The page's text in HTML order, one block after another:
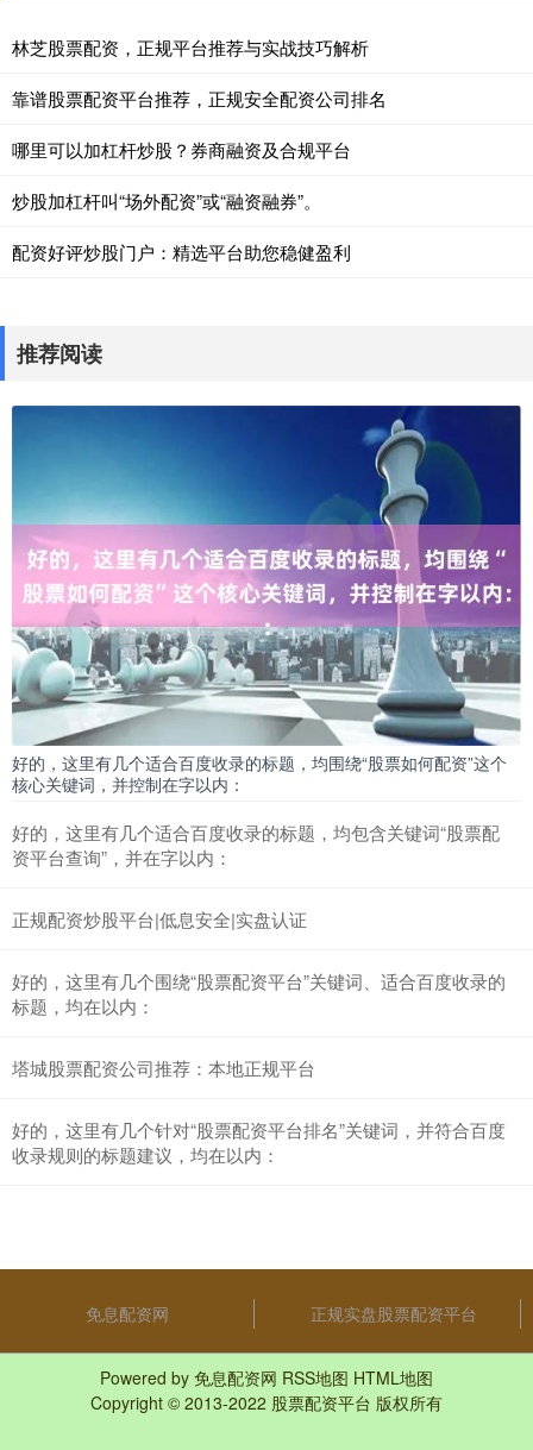
林芝股票配资，正规平台推荐与实战技巧解析
靠谱股票配资平台推荐，正规安全配资公司排名
哪里可以加杠杆炒股？券商融资及合规平台
炒股加杠杆叫“场外配资”或“融资融券”。
配资好评炒股门户：精选平台助您稳健盈利
推荐阅读
好的，这里有几个适合百度收录的标题，均围绕“股票如何配资”这个
核心关键词，并控制在字以内：
好的，这里有几个适合百度收录的标题，均包含关键词“股票配
资平台查询”，并在字以内：
正规配资炒股平台|低息安全|实盘认证
好的，这里有几个围绕“股票配资平台”关键词、适合百度收录的
标题，均在以内：
塔城股票配资公司推荐：本地正规平台
好的，这里有几个针对“股票配资平台排名”关键词，并符合百度
收录规则的标题建议，均在以内：
免息配资网 正规实盘股票配资平台
Powered by 免息配资网 RSS地图 HTML地图
Copyright © 2013-2022 股票配资平台 版权所有